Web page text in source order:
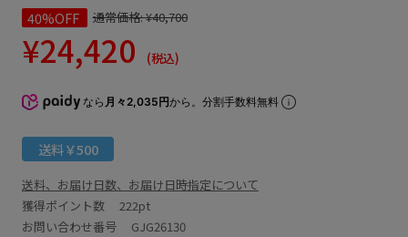
40%OFF 通常価格:¥40,700
¥24,420 (税込)
なら 月々2,035円から。分割手数料無料
送料￥500
送料、お届け日数、お届け日時指定について
獲得ポイント数 222pt
お問い合わせ番号 GJG26130